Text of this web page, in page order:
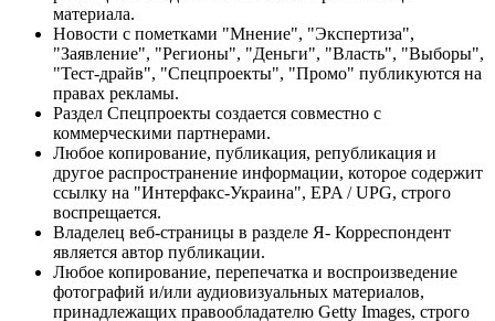
материала.
Новости с пометками "Мнение", "Экспертиза",
"Заявление", "Регионы", "Деньги", "Власть", "Выборы",
"Тест-драйв", "Спецпроекты", "Промо" публикуются на
правах рекламы.
Раздел Спецпроекты создается совместно с
коммерческими партнерами.
Любое копирование, публикация, републикация и
другое распространение информации, которое содержит
ссылку на "Интерфакс-Украина", EPA / UPG, строго
воспрещается.
Владелец веб-страницы в разделе Я- Корреспондент
является автор публикации.
Любое копирование, перепечатка и воспроизведение
фотографий и/или аудиовизуальных материалов,
принадлежащих правообладателю Getty Images, строго